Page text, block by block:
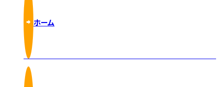
ホーム